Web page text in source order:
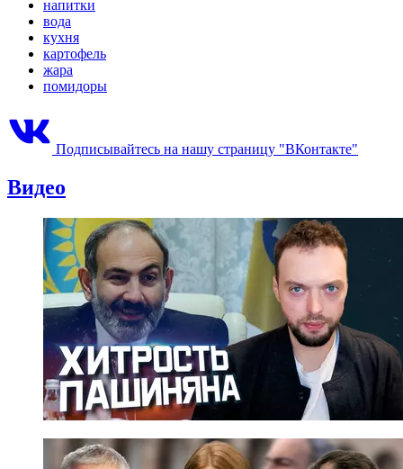
напитки
вода
кухня
картофель
жара
помидоры
Подписывайтесь на нашу страницу "ВКонтакте"
Видео